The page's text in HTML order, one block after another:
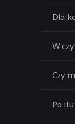
Dla
W
Czy
Po